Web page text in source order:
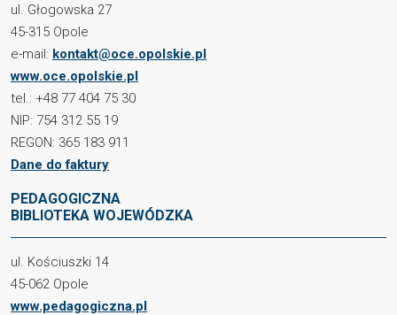
ul. Głogowska 27
45-315 Opole
e-mail: kontakt@oce.opolskie.pl
www.oce.opolskie.pl
tel.: +48 77 404 75 30
NIP: 754 312 55 19
REGON: 365 183 911
Dane do faktury
PEDAGOGICZNA
BIBLIOTEKA WOJEWÓDZKA
ul. Kościuszki 14
45-062 Opole
www.pedagogiczna.pl